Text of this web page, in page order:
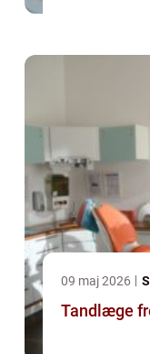
09 maj 2026
Tandlæge